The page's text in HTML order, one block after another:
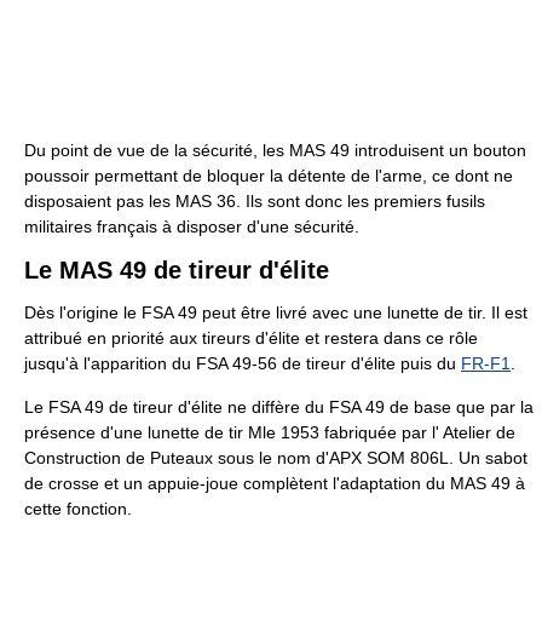
Du point de vue de la sécurité, les MAS 49 introduisent un bouton
poussoir permettant de bloquer la détente de l'arme, ce dont ne
disposaient pas les MAS 36. Ils sont donc les premiers fusils
militaires français à disposer d'une sécurité.
Le MAS 49 de tireur d'élite
Dès l'origine le FSA 49 peut être livré avec une lunette de tir. Il est
attribué en priorité aux tireurs d'élite et restera dans ce rôle
jusqu'à l'apparition du FSA 49-56 de tireur d'élite puis du FR-F1
Le FSA 49 de tireur d'élite ne diffère du FSA 49 de base que par la
présence d'une lunette de tir Mle 1953 fabriquée par l' Atelier de
Construction de Puteaux sous le nom d'APX SOM 806L. Un sabot
de crosse et un appuie-joue complètent l'adaptation du MAS 49 à
cette fonction.